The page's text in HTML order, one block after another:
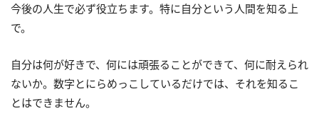
今後の人生で必ず役立ちます。特に自分という人間を知る上
で。
自分は何が好きで、何には頑張ることができて、何に耐えられ
ないか。数字とにらめっこしているだけでは、それを知るこ
とはできません。